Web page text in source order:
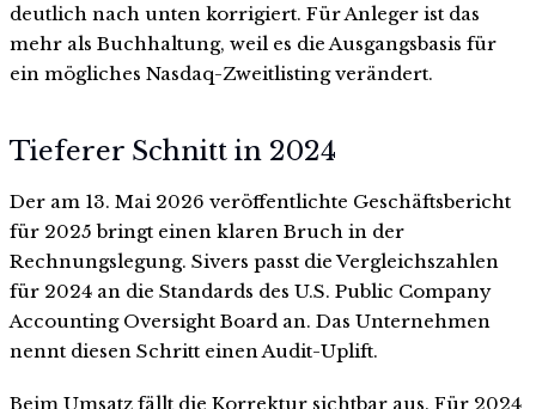
deutlich nach unten korrigiert. Für Anleger ist das
mehr als Buchhaltung, weil es die Ausgangsbasis für
ein mögliches Nasdaq-Zweitlisting verändert.
Tieferer Schnitt in 2024
Der am 13. Mai 2026 veröffentlichte Geschäftsbericht
für 2025 bringt einen klaren Bruch in der
Rechnungslegung. Sivers passt die Vergleichszahlen
für 2024 an die Standards des U.S. Public Company
Accounting Oversight Board an. Das Unternehmen
nennt diesen Schritt einen Audit-Uplift.
Beim Umsatz fällt die Korrektur sichtbar aus. Für 2024